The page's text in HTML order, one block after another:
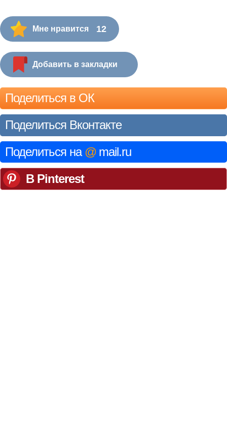
Мне нравится 12
Добавить в закладки
Поделиться в ОК
Поделиться Вконтакте
Поделиться на @ mail.ru
В Pinterest